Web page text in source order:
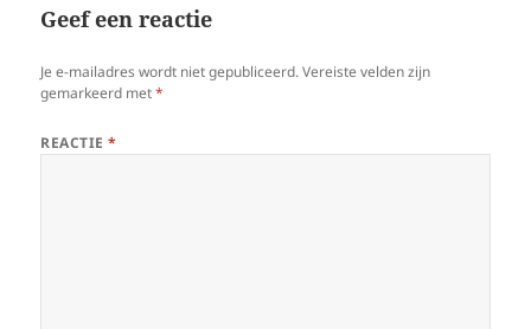
Geef een reactie
Je e-mailadres wordt niet gepubliceerd. Vereiste velden zijn
gemarkeerd met*
REACTIE*